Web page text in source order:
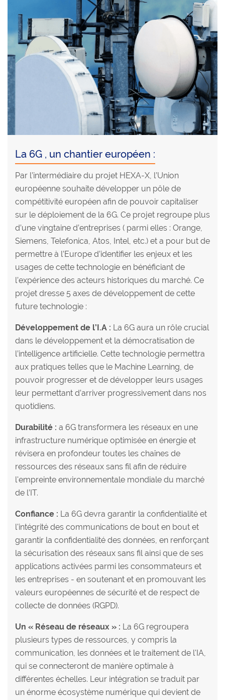
La 6G , un chantier européen :
Par l’intermédiaire du projet HEXA-X, l’Union
européenne souhaite développer un pôle de
compétitivité européen afin de pouvoir capitaliser
sur le déploiement de la 6G. Ce projet regroupe plus
d’une vingtaine d’entreprises ( parmi elles : Orange,
Siemens, Telefonica, Atos, Intel, etc.) et a pour but de
permettre à l’Europe d’identifier les enjeux et les
usages de cette technologie en bénéficiant de
l’expérience des acteurs historiques du marché. Ce
projet dresse 5 axes de développement de cette
future technologie :
Développement de l’I.A : La 6G aura un rôle crucial
dans le développement et la démocratisation de
l’intelligence artificielle. Cette technologie permettra
aux pratiques telles que le Machine Learning, de
pouvoir progresser et de développer leurs usages
leur permettant d’arriver progressivement dans nos
quotidiens.
Durabilité : a 6G transformera les réseaux en une
infrastructure numérique optimisée en énergie et
révisera en profondeur toutes les chaînes de
ressources des réseaux sans fil afin de réduire
l'empreinte environnementale mondiale du marché
de l’IT.
Confiance : La 6G devra garantir la confidentialité et
l'intégrité des communications de bout en bout et
garantir la confidentialité des données, en renforçant
la sécurisation des réseaux sans fil ainsi que de ses
applications activées parmi les consommateurs et
les entreprises - en soutenant et en promouvant les
valeurs européennes de sécurité et de respect de
collecte de données (RGPD).
Un « Réseau de réseaux » : La 6G regroupera
plusieurs types de ressources, y compris la
communication, les données et le traitement de l'IA,
qui se connecteront de manière optimale à
différentes échelles. Leur intégration se traduit par
un énorme écosystème numérique qui devient de